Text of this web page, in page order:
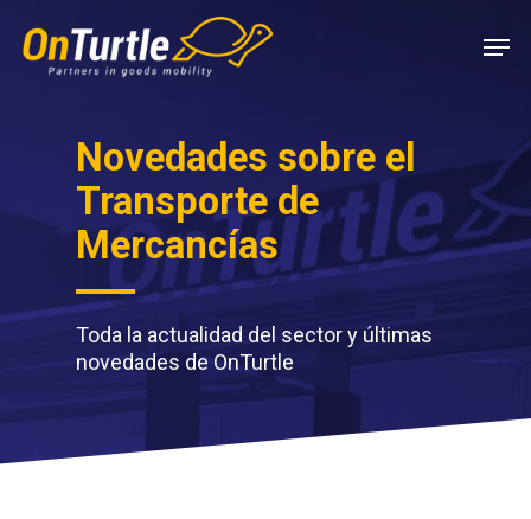
main
Novedades sobre el
Transporte de
Mercancías
Toda la actualidad del sector y últimas
novedades de OnTurtle